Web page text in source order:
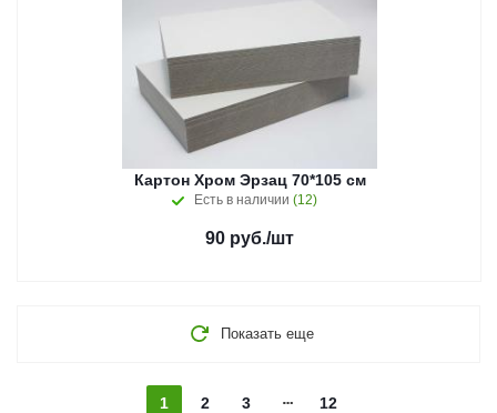
Картон Хром Эрзац 70*105 см
Есть в наличии (12)
90 руб./шт
Показать еще
1 2 3 12